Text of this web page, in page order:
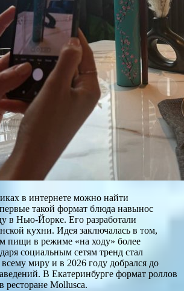
в интернете можно найти
такой формат блюда навынос
в Нью-Йорке. Его разработали
кухни. Идея заключалась в том,
пищи в режиме «на ходу» более
социальным сетям тренд стал
всему миру и в 2026 году добрался до
В Екатеринбурге формат роллов
ресторане Mollusca.